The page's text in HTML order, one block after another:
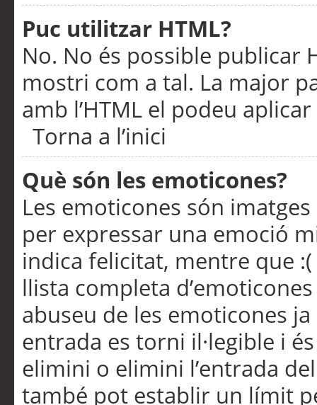
Puc utilitzar HTML?
No. No és possible publicar
mostri com a tal. La major
amb l’HTML el podeu
Torna a l’inici
Què són les emoticones?
Les emoticones són
per expressar una emoció
indica felicitat, mentre que
llista completa
abuseu de les emoticones
entrada es torni il·legible i
elimini o elimini l’entrada
també pot establir un límit